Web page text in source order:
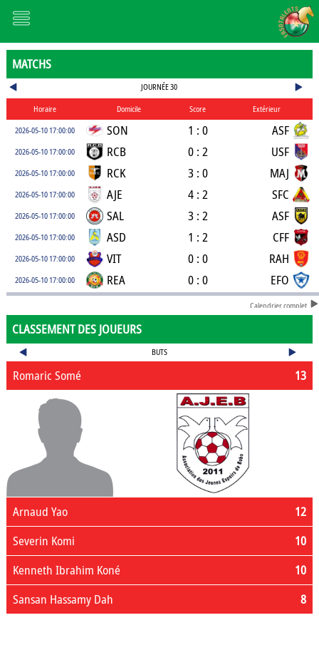
MATCHS
JOURNÉE 30
Horaire Domicile Score
Extérieur
2026-05-10 17:00:00
SON 1 : 0 ASF
2026-05-10 17:00:00 RCB 0 : 2 USF
2026-05-10 17:00:00 RCK 3 : 0 MAJ
2026-05-10 17:00:00 AJE 4 : 2 SFC
2026-05-10 17:00:00 SAL 3 : 2 ASF
2026-05-10 17:00:00 ASD 1 : 2 CFF
2026-05-10 17:00:00 VIT 0 : 0 RAH
2026-05-10 17:00:00 REA 0 : 0 EFO
Calendrier complet
CLASSEMENT DES JOUEURS
BUTS
13
Romaric Somé
12
Arnaud Yao
10
Severin Komi
10
Kenneth Ibrahim Koné
8
Sansan Hassamy Dah